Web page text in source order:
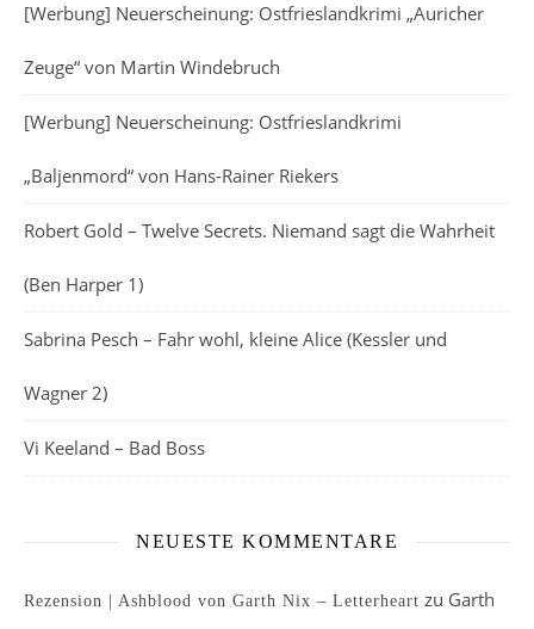
[Werbung] Neuerscheinung: Ostfrieslandkrimi „Auricher
Zeuge“ von Martin Windebruch
[Werbung] Neuerscheinung: Ostfrieslandkrimi
„Baljenmord“ von Hans-Rainer Riekers
Robert Gold – Twelve Secrets. Niemand sagt die Wahrheit
(Ben Harper 1)
Sabrina Pesch – Fahr wohl, kleine Alice (Kessler und
Wagner 2)
Vi Keeland – Bad Boss
NEUESTE KOMMENTARE
Rezension | Ashblood von Garth Nix – Letterheart zu Garth